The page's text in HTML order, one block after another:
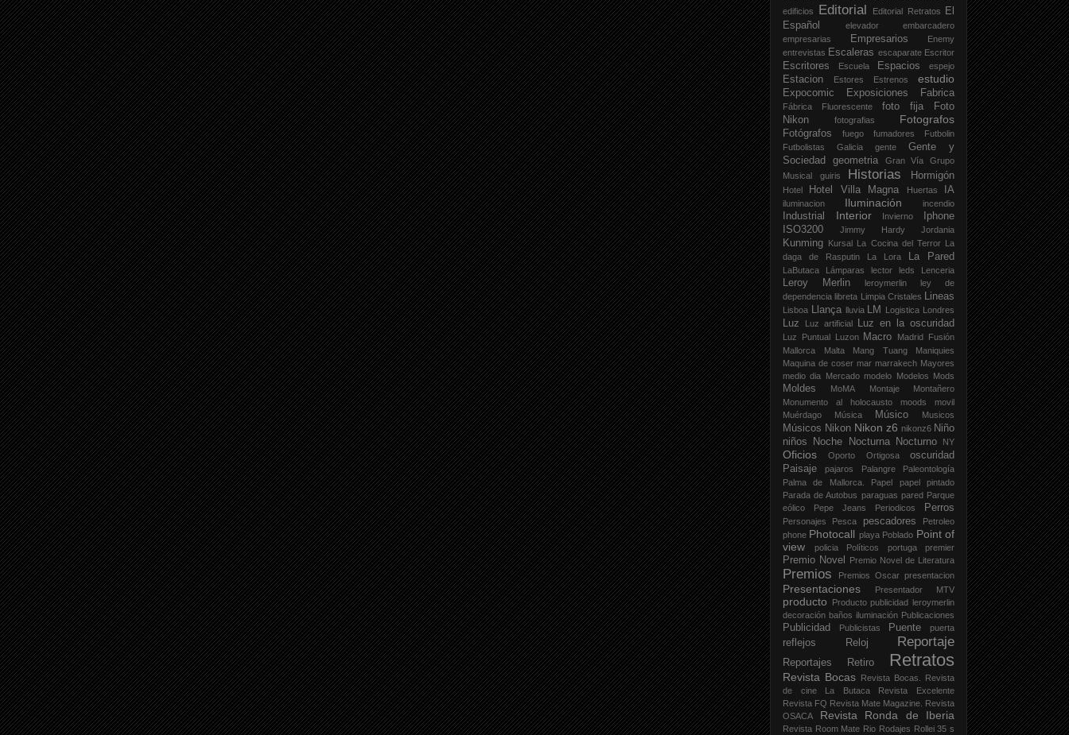
edificios Editorial Editorial Retratos
El
Español
elevador
embarcadero
empresarias
Empresarios
Enemy
entrevistas Escaleras escaparate Escritor
Escritores Escuela Espacios espejo
Estacion Estores Estrenos estudio
Expocomic Exposiciones Fabrica
Fábrica Fluorescente foto fija
Foto
Nikon
fotografias Fotografos
Fotógrafos fuego fumadores
Futbolin
Futbolistas
Galicia gente
Gente y
Sociedad
geometria Gran Vía
Grupo
Musical
guiris Historias Hormigón
Hotel Hotel Villa Magna Huertas IA
iluminacion Iluminación incendio
Industrial Interior Invierno
Iphone
ISO3200
Jimmy Hardy Jordania
Kunming Kursal La Cocina del Terror La
daga de Rasputin
La Lora La Pared
LaButaca Lámparas lector leds Lenceria
Leroy Merlin leroymerlin
ley de
dependencia libreta Limpia Cristales Lineas
Lisboa Llança lluvia LM Logistica Londres
Luz Luz artificial Luz en la oscuridad
Luz Puntual Luzon Macro
Madrid Fusión
Mallorca
Malta Mang Tuang
Maniquies
Maquina de coser mar marrakech Mayores
medio dia Mercado modelo Modelos Mods
Moldes MoMA Montaje
Montañero
Monumento al holocausto
moods
movil
Muérdago
Música Músico Musicos
Músicos Nikon Nikon z6 nikonz6 Niño
niños
Noche Nocturna Nocturno NY
Oficios Oporto Ortigosa
oscuridad
Paisaje
pajaros Palangre
Paleontología
Palma de Mallorca.
Papel
papel pintado
Parada de Autobus paraguas pared Parque
eólico
Pepe Jeans Periodicos Perros
Personajes Pesca pescadores
Petroleo
phone Photocall playa Poblado Point of
view
policia Políticos portuga premier
Premio Novel Premio Novel de Literatura
Premios Premios Oscar presentacion
Presentaciones Presentador MTV
producto
Producto publicidad leroymerlin
decoración baños iluminación Publicaciones
Publicidad Publicistas Puente puerta
reflejos Reloj Reportaje
Reportajes Retiro Retratos
Revista Bocas Revista Bocas.
Revista
de cine La Butaca
Revista Excelente
Revista FQ Revista Mate Magazine. Revista
OSACA
Revista Ronda de Iberia
Revista Room Mate Rio Rodajes Rollei 35 s